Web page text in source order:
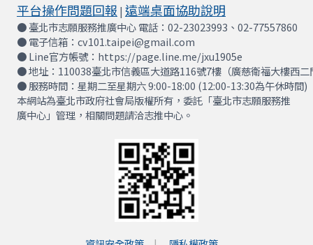
平台操作問題回報 | 遠端桌面協助說明
● 臺北市志願服務推廣中心 電話：02-23023993、02-77557860
● 電子信箱：cv101.taipei@gmail.com
● Line官方帳號：https://page.line.me/jxu1905e
● 地址：110038臺北市信義區大道路116號7樓（廣慈衛福大樓西二
● 服務時間：星期二至星期六 9:00-18:00 (12:00-13:30為午休時間)
本網站為臺北市政府社會局版權所有，委託「臺北市志願服務推
廣中心」管理，相關問題請洽志推中心。